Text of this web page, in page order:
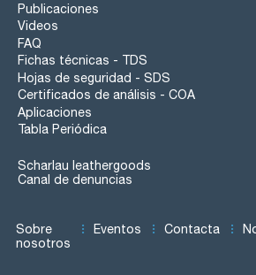
Publicaciones
Videos
FAQ
Fichas técnicas - TDS
Hojas de seguridad - SDS
Certificados de análisis - COA
Aplicaciones
Tabla Periódica
Scharlau leathergoods
Canal de denuncias
Sobre
nosotros
Eventos Contacta